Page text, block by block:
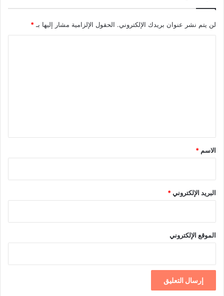
لن يتم نشر عنوان بريدك الإلكتروني. الحقول الإلزامية مشار إليها بـ *
*
الاسم *
البريد الإلكتروني*
الموقع الإلكتروني